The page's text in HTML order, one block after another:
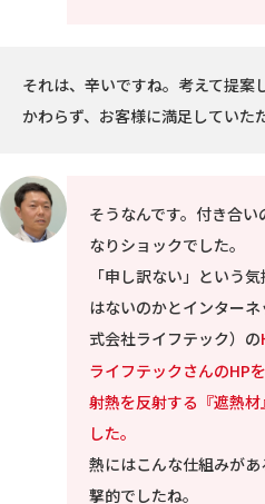
それは、辛いですね。考えて提案
かわらず、お客様に満足していた
そうなんです。付き合
なりショックでした。
「申し訳ない」という
はないのかとインター
式会社ライフテック）の
ライフテックさんのHP
射熱を反射する『遮熱
した。
熱にはこんな仕組みが
撃的でしたね。